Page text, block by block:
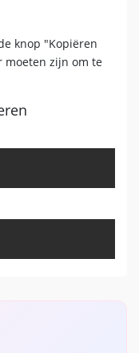
knop "Kopiëren
moeten zijn om te